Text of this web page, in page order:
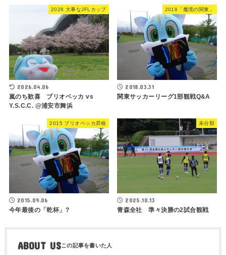
2026 大事なJFLカップ
2026.04.06
嵐のち歓喜 ブリオベッカ vs
Y.S.C.C. @浦安市舞浜
2018「魔境の関東」
2018.03.31
関東サッカーリーグ1部観戦Q&A
2015 ブリオベッカ昇格
2015.09.06
今年最後の「乾杯」?
未分類
2025.10.13
青森全社 準々決勝の2試合観戦
ABOUT US